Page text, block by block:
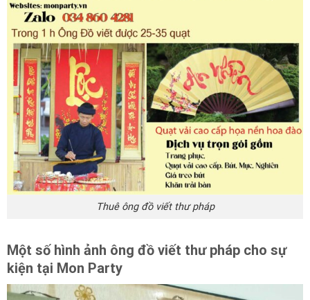
Thuê ông đồ viết thư pháp
Một số hình ảnh ông đồ viết thư pháp cho sự
kiện tại Mon Party